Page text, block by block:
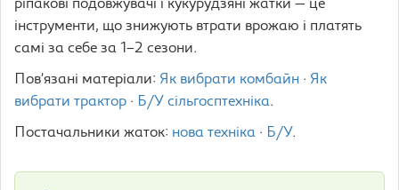
ріпакові подовжувачі і кукурудзяні жатки — це
інструменти, що знижують втрати врожаю і платять
самі за себе за 1–2 сезони.
Пов’язані матеріали: Як вибрати комбайн · Як
вибрати трактор · Б/У сільгосптехніка.
Постачальники жаток: нова техніка · Б/У.